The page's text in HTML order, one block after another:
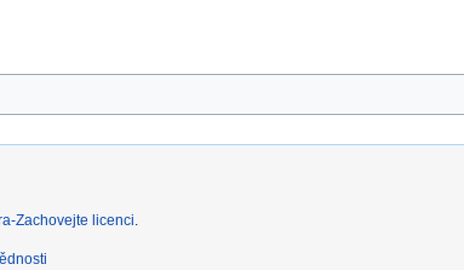
Zachovejte licenci.